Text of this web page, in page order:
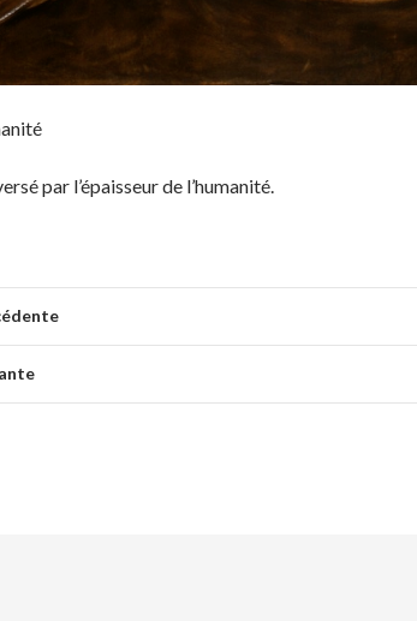
par l’épaisseur de l’humanité.